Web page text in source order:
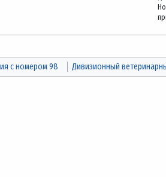
с номером 98 Дивизионный